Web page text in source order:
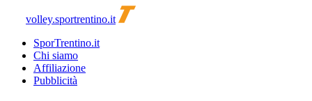
volley.sportrentino.it
SporTrentino.it
Chi siamo
Affiliazione
Pubblicità